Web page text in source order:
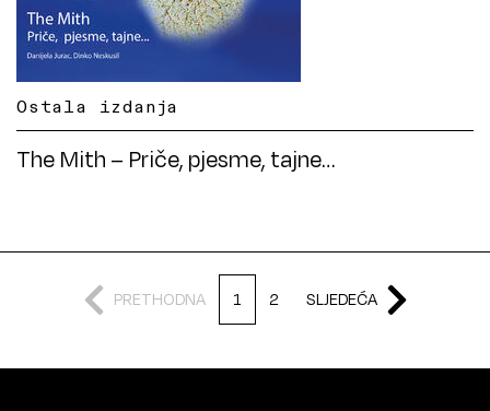
Ostala izdanja
The Mith – Priče, pjesme, tajne…
PRETHODNA 1 2 SLJEDEĆA